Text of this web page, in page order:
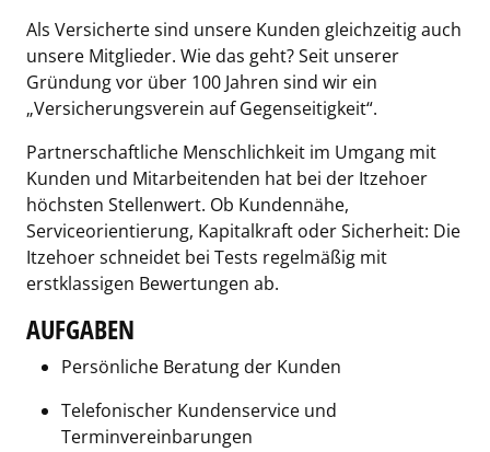
Als Versicherte sind unsere Kunden gleichzeitig auch
unsere Mitglieder. Wie das geht? Seit unserer
Gründung vor über 100 Jahren sind wir ein
„Versicherungsverein auf Gegenseitigkeit“.
Partnerschaftliche Menschlichkeit im Umgang mit
Kunden und Mitarbeitenden hat bei der Itzehoer
höchsten Stellenwert. Ob Kundennähe,
Serviceorientierung, Kapitalkraft oder Sicherheit: Die
Itzehoer schneidet bei Tests regelmäßig mit
erstklassigen Bewertungen ab.
AUFGABEN
Persönliche Beratung der Kunden
Telefonischer Kundenservice und
Terminvereinbarungen